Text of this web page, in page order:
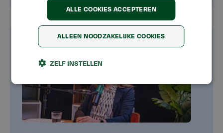
ALLE COOKIES ACCEPTEREN
ALLEEN NOODZAKELIJKE COOKIES
ZELF INSTELLEN